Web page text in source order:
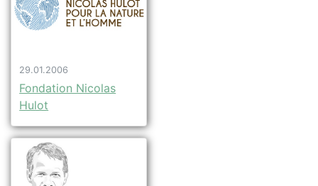
29.01.2006
Fondation Nicolas
Hulot